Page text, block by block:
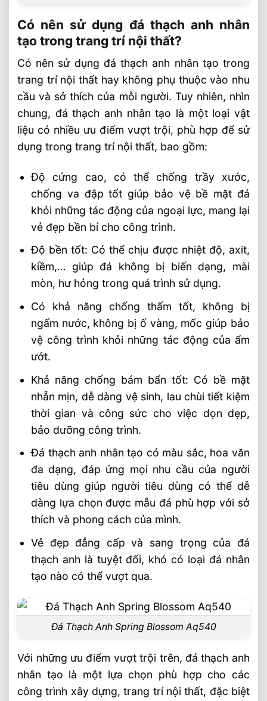
Có nên sử dụng đá thạch anh nhân
tạo trong trang trí nội thất?
Có nên sử dụng đá thạch anh nhân tạo trong
trang trí nội thất hay không phụ thuộc vào nhu
cầu và sở thích của mỗi người. Tuy nhiên, nhìn
chung, đá thạch anh nhân tạo là một loại vật
liệu có nhiều ưu điểm vượt trội, phù hợp để sử
dụng trong trang trí nội thất, bao gồm:
Độ cứng cao, có thể chống trầy xước,
chống va đập tốt giúp bảo vệ bề mặt đá
khỏi những tác động của ngoại lực, mang lại
vẻ đẹp bền bỉ cho công trình.
Độ bền tốt: Có thể chịu được nhiệt độ, axit,
kiềm,… giúp đá không bị biến dạng, mài
mòn, hư hỏng trong quá trình sử dụng.
Có khả năng chống thấm tốt, không bị
ngấm nước, không bị ố vàng, mốc giúp bảo
vệ công trình khỏi những tác động của ẩm
ướt.
Khả năng chống bám bẩn tốt: Có bề mặt
nhẵn mịn, dễ dàng vệ sinh, lau chùi tiết kiệm
thời gian và công sức cho việc dọn dẹp,
bảo dưỡng công trình.
Đá thạch anh nhân tạo có màu sắc, hoa văn
đa dạng, đáp ứng mọi nhu cầu của người
tiêu dùng giúp người tiêu dùng có thể dễ
dàng lựa chọn được mẫu đá phù hợp với sở
thích và phong cách của mình.
Vẻ đẹp đẳng cấp và sang trọng của đá
thạch anh là tuyệt đối, khó có loại đá nhân
tạo nào có thể vượt qua.
Đá Thạch Anh Spring Blossom Aq540
Với những ưu điểm vượt trội trên, đá thạch anh
nhân tạo là một lựa chọn phù hợp cho các
công trình xây dựng, trang trí nội thất, đặc biệt